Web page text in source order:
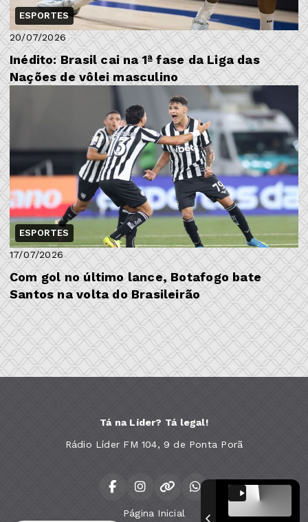
ESPORTES
20/07/2026
Inédito: Brasil cai na 1ª fase da Liga das
Nações de vôlei masculino
ESPORTES
17/07/2026
Com gol no último lance, Botafogo bate
Santos na volta do Brasileirão
Tá na Líder? Tá legal!
Rádio Líder FM 104, 9 de Ponta Porã
Página Inicial